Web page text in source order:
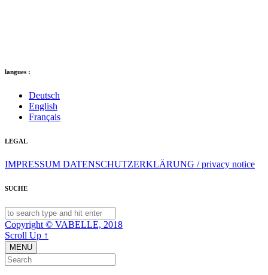
langues :
Deutsch
English
Français
LEGAL
IMPRESSUM DATENSCHUTZERKLÄRUNG / privacy notice
SUCHE
Copyright © VABELLE, 2018
Scroll Up ↑
MENU